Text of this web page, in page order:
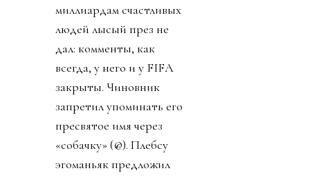
миллиардам счастливых
людей лысый през не
дал: комменты, как
всегда, у него и у FIFA
закрыты. Чиновник
запретил упоминать его
пресвятое имя через
«собачку» (@). Плебсу
эгоманьяк предложил